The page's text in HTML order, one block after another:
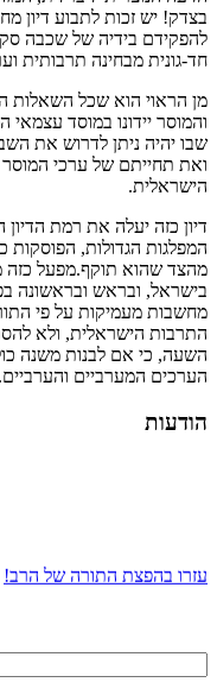
בצדק! יש זכות לתבוע דיון
להפקידם בידיה של שכבה
חד-גונית מבחינה תרבותית
מן הראוי הוא שכל השאלות
והמוסר יידונו במוסד
שבו יהיה ניתן לדרוש את
ואת תחייתם של ערכי המוסר
הישראלית.
דיון כזה יעלה את רמת
המפלגות הגדולות,
מהצד שהוא תוקף.מפעל כזה
בישראל, ובראש ובראשונה
מחשבות מעמיקות על פי
התרבות הישראלית, ולא
השעה, כי אם לבנות משנה
הערכים המערביים והערביים.
הודעות
עזרו בהפצת התורה של הרב!